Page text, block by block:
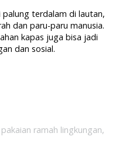
terdalam di lautan,
dan paru-paru manusia.
kapas juga bisa jadi
dan sosial.
pakaian ramah lingkungan,